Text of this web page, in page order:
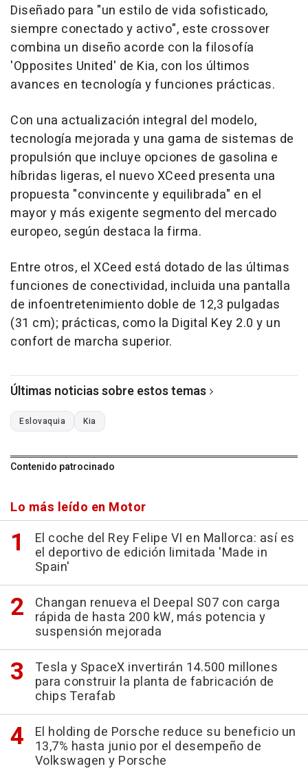
Diseñado para "un estilo de vida sofisticado,
siempre conectado y activo", este crossover
combina un diseño acorde con la filosofía
'Opposites United' de Kia, con los últimos
avances en tecnología y funciones prácticas.
Con una actualización integral del modelo,
tecnología mejorada y una gama de sistemas de
propulsión que incluye opciones de gasolina e
híbridas ligeras, el nuevo XCeed presenta una
propuesta "convincente y equilibrada" en el
mayor y más exigente segmento del mercado
europeo, según destaca la firma.
Entre otros, el XCeed está dotado de las últimas
funciones de conectividad, incluida una pantalla
de infoentretenimiento doble de 12,3 pulgadas
(31 cm); prácticas, como la Digital Key 2.0 y un
confort de marcha superior.
Últimas noticias sobre estos temas
Eslovaquia Kia
Contenido patrocinado
Lo más leído en Motor
El coche del Rey Felipe VI en Mallorca: así es
el deportivo de edición limitada 'Made in
Spain'
Changan renueva el Deepal S07 con carga
rápida de hasta 200 kW, más potencia y
suspensión mejorada
Tesla y SpaceX invertirán 14.500 millones
para construir la planta de fabricación de
chips Terafab
El holding de Porsche reduce su beneficio un
13,7% hasta junio por el desempeño de
Volkswagen y Porsche